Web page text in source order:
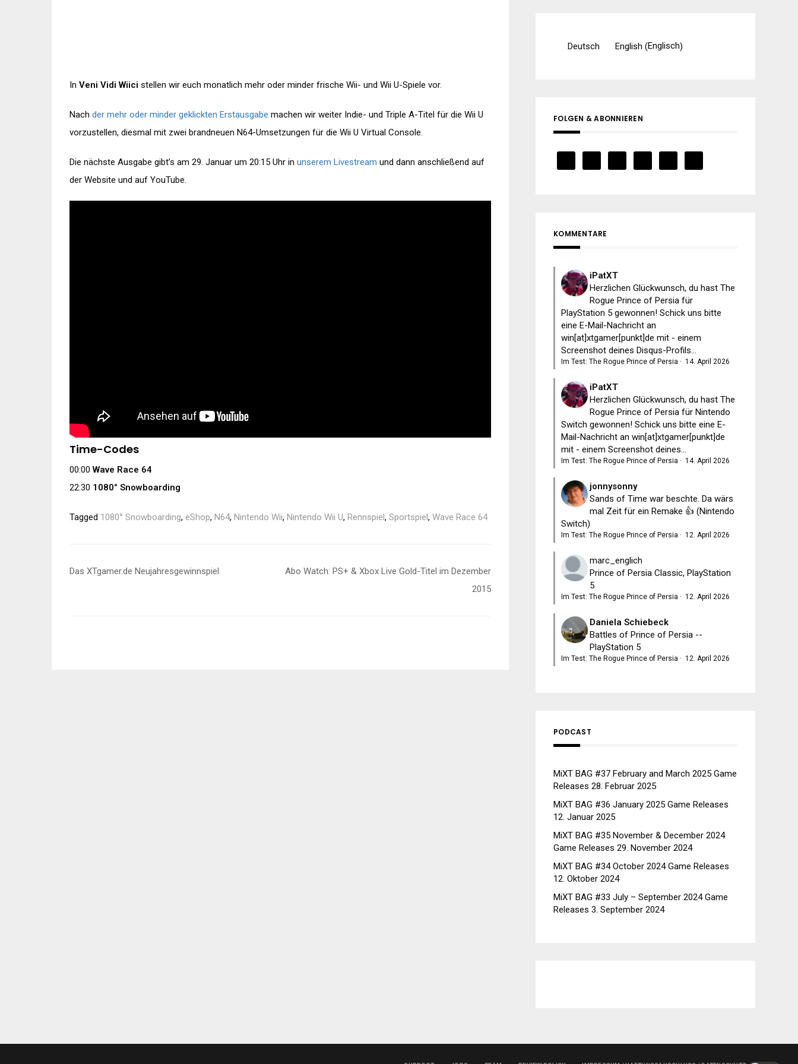
In Veni Vidi Wiici stellen wir euch monatlich mehr oder minder frische Wii- und Wii U-Spiele vor.
Nach der mehr oder minder geklickten Erstausgabe machen wir weiter Indie- und Triple A-Titel für die Wii U
vorzustellen, diesmal mit zwei brandneuen N64-Umsetzungen für die Wii U Virtual Console.
Die nächste Ausgabe gibt’s am 29. Januar um 20:15 Uhr in unserem Livestream und dann anschließend auf
der Website und auf YouTube.
Time-Codes
00:00Wave Race 64
22:30 1080° Snowboarding
Tagged 1080° Snowboarding, eShop, N64, Nintendo Wii, Nintendo Wii U, Rennspiel , Sportspiel , Wave Race 64
Beitragsnavigation
Das XTgamer.de Neujahresgewinnspiel
Abo Watch: PS+ & Xbox Live Gold-Titel im Dezember
2015
Deutsch English (Englisch)
FOLGEN & ABONNIEREN
KOMMENTARE
iPatXT
Herzlichen Glückwunsch, du hast The
Rogue Prince of Persia für
PlayStation 5 gewonnen! Schick uns bitte
eine E-Mail-Nachricht an
win[at]xtgamer[punkt]de mit - einem
Screenshot deines Disqus-Profils...
Im Test: The Rogue Prince of Persia · 14. April 2026
iPatXT
Herzlichen Glückwunsch, du hast The
Rogue Prince of Persia für Nintendo
Switch gewonnen! Schick uns bitte eine E-
Mail-Nachricht an win[at]xtgamer[punkt]de
mit - einem Screenshot deines...
Im Test: The Rogue Prince of Persia · 14. April 2026
jonnysonny
Sands of Time war beschte. Da wärs
mal Zeit für ein Remake 👍 (Nintendo
Switch)
Im Test: The Rogue Prince of Persia · 12. April 2026
marc_englich
Prince of Persia Classic, PlayStation
5
Im Test: The Rogue Prince of Persia · 12. April 2026
Daniela Schiebeck
Battles of Prince of Persia --
PlayStation 5
Im Test: The Rogue Prince of Persia · 12. April 2026
PODCAST
MiXT BAG #37 February and March 2025 Game
Releases 28. Februar 2025
MiXT BAG #36 January 2025 Game Releases
12. Januar 2025
MiXT BAG #35 November & December 2024
Game Releases 29. November 2024
MiXT BAG #34 October 2024 Game Releases
12. Oktober 2024
MiXT BAG #33 July – September 2024 Game
Releases 3. September 2024